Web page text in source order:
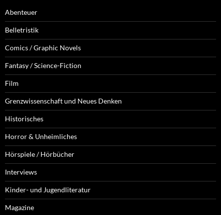
Abenteuer
Belletristik
Comics / Graphic Novels
Fantasy / Science-Fiction
Film
Grenzwissenschaft und Neues Denken
Historisches
Horror & Unheimliches
Hörspiele / Hörbücher
Interviews
Kinder- und Jugendliteratur
Magazine